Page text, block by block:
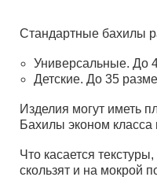
Стандартные бахилы
Универсальные. До
Детские. До 35
Изделия могут иметь
Бахилы эконом
Что касается
скользят и на мокрой